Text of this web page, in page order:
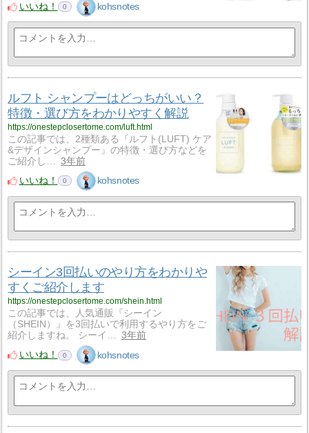
いいね！
0 kohsnotes
ルフト シャンプーはどっちがいい？
特徴・選び方をわかりやすく解説
https://onestepclosertome.com/luft.html
この記事では、2種類ある『ルフト(LUFT) ケア
&デザインシャンプー』の特徴・選び方などを
ご紹介し…
3年前
いいね！
0 kohsnotes
シーイン3回払いのやり方をわかりや
すくご紹介します
https://onestepclosertome.com/shein.html
この記事では、人気通販『シーイン
（SHEIN）』を3回払いで利用するやり方をご
紹介しますね。 シーイ…
3年前
いいね！
0 kohsnotes